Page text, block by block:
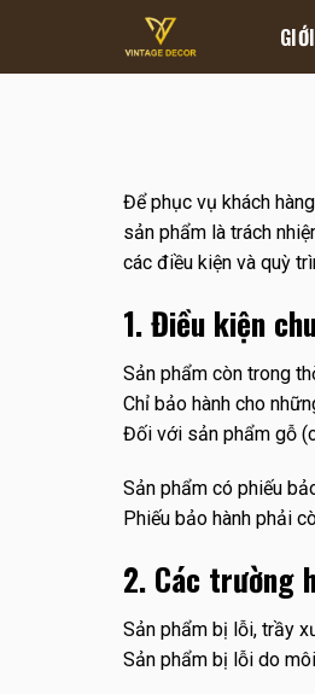
content
Để phục vụ khách
sản phẩm là trách
các điều kiện và quỳ
1. Điều kiện
Sản phẩm còn trong
Chỉ bảo hành cho
Đối với sản phẩm gỗ
Sản phẩm có phiếu
Phiếu bảo hành phải
2. Các trường
Sản phẩm bị lỗi, trầy
Sản phẩm bị lỗi do